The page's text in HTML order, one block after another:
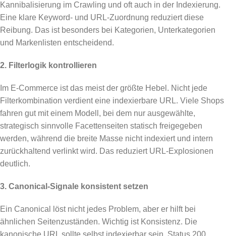
Kannibalisierung im Crawling und oft auch in der Indexierung.
Eine klare Keyword- und URL-Zuordnung reduziert diese
Reibung. Das ist besonders bei Kategorien, Unterkategorien
und Markenlisten entscheidend.
2. Filterlogik kontrollieren
Im E-Commerce ist das meist der größte Hebel. Nicht jede
Filterkombination verdient eine indexierbare URL. Viele Shops
fahren gut mit einem Modell, bei dem nur ausgewählte,
strategisch sinnvolle Facettenseiten statisch freigegeben
werden, während die breite Masse nicht indexiert und intern
zurückhaltend verlinkt wird. Das reduziert URL-Explosionen
deutlich.
3. Canonical-Signale konsistent setzen
Ein Canonical löst nicht jedes Problem, aber er hilft bei
ähnlichen Seitenzuständen. Wichtig ist Konsistenz. Die
kanonische URL sollte selbst indexierbar sein, Status 200